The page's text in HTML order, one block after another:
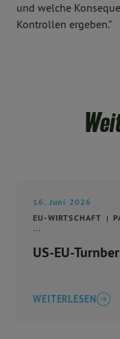
und welche
Kontrollen ergeben.”
16. Juni 2026
EU-WIRTSCHAFT
...
US-EU-
WEITERLESEN